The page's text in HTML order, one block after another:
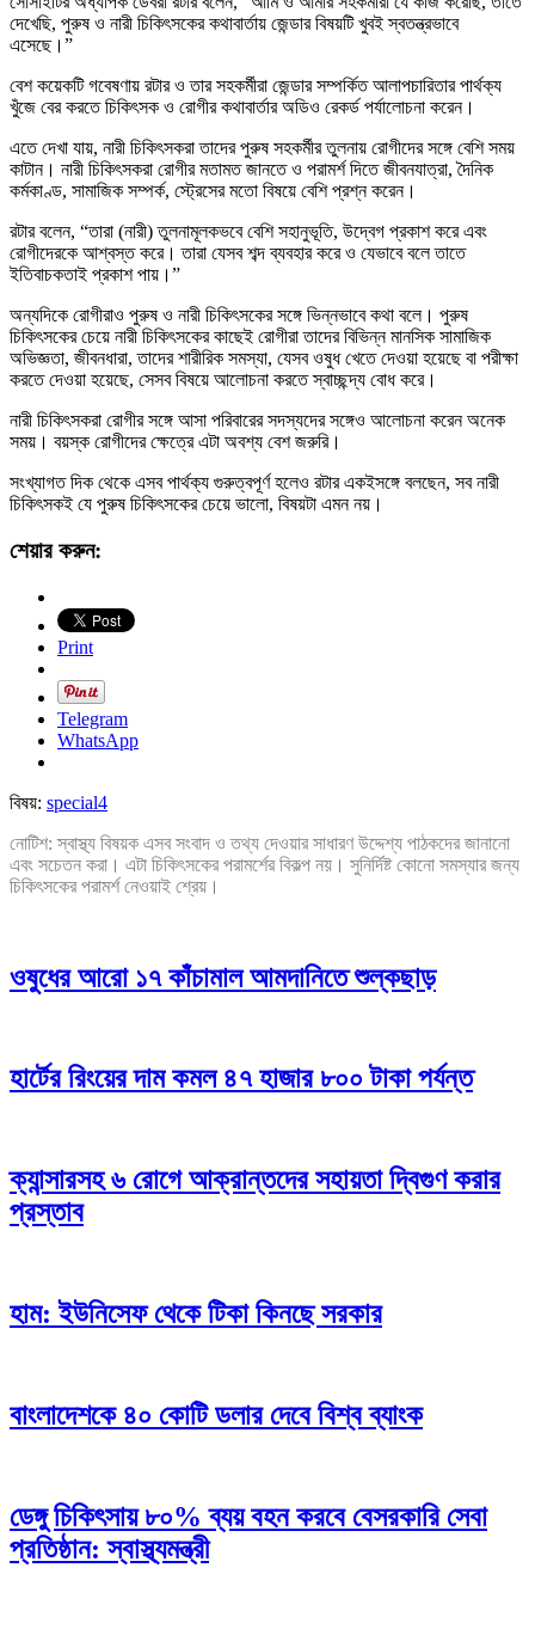
দেখেছি, পুরুষ ও নারী চিকিৎসকের কথাবার্তায় জেন্ডার বিষয়টি খুবই স্বতন্ত্রভাবে
এসেছে।”
বেশ কয়েকটি গবেষণায় রটার ও তার সহকর্মীরা জেন্ডার সম্পর্কিত আলাপচারিতার পার্থক্য
খুঁজে বের করতে চিকিৎসক ও রোগীর কথাবার্তার অডিও রেকর্ড পর্যালোচনা করেন।
এতে দেখা যায়, নারী চিকিৎসকরা তাদের পুরুষ সহকর্মীর তুলনায় রোগীদের সঙ্গে বেশি সময়
কাটান। নারী চিকিৎসকরা রোগীর মতামত জানতে ও পরামর্শ দিতে জীবনযাত্রা, দৈনিক
কর্মকাণ্ড, সামাজিক সম্পর্ক, স্ট্রেসের মতো বিষয়ে বেশি প্রশ্ন করেন।
রটার বলেন, “তারা (নারী) তুলনামূলকভবে বেশি সহানুভূতি, উদ্বেগ প্রকাশ করে এবং
রোগীদেরকে আশ্বস্ত করে। তারা যেসব শব্দ ব্যবহার করে ও যেভাবে বলে তাতে
ইতিবাচকতাই প্রকাশ পায়।”
অন্যদিকে রোগীরাও পুরুষ ও নারী চিকিৎসকের সঙ্গে ভিন্নভাবে কথা বলে। পুরুষ
চিকিৎসকের চেয়ে নারী চিকিৎসকের কাছেই রোগীরা তাদের বিভিন্ন মানসিক সামাজিক
অভিজ্ঞতা, জীবনধারা, তাদের শারীরিক সমস্যা, যেসব ওষুধ খেতে দেওয়া হয়েছে বা পরীক্ষা
করতে দেওয়া হয়েছে, সেসব বিষয়ে আলোচনা করতে স্বাচ্ছন্দ্য বোধ করে।
নারী চিকিৎসকরা রোগীর সঙ্গে আসা পরিবারের সদস্যদের সঙ্গেও আলোচনা করেন অনেক
সময়। বয়স্ক রোগীদের ক্ষেত্রে এটা অবশ্য বেশ জরুরি।
সংখ্যাগত দিক থেকে এসব পার্থক্য গুরুত্বপূর্ণ হলেও রটার একইসঙ্গে বলছেন, সব নারী
চিকিৎসকই যে পুরুষ চিকিৎসকের চেয়ে ভালো, বিষয়টা এমন নয়।
শেয়ার করুন:
Print
Telegram
WhatsApp
বিষয়: special4
নোটিশ: স্বাস্থ্য বিষয়ক এসব সংবাদ ও তথ্য দেওয়ার সাধারণ উদ্দেশ্য পাঠকদের জানানো
এবং সচেতন করা। এটা চিকিৎসকের পরামর্শের বিকল্প নয়। সুনির্দিষ্ট কোনো সমস্যার জন্য
চিকিৎসকের পরামর্শ নেওয়াই শ্রেয়।
ওষুধের আরো ১৭ কাঁচামাল আমদানিতে শুল্কছাড়
হার্টের রিংয়ের দাম কমল ৪৭ হাজার ৮০০ টাকা পর্যন্ত
ক্যান্সারসহ ৬ রোগে আক্রান্তদের সহায়তা দ্বিগুণ করার
প্রস্তাব
হাম: ইউনিসেফ থেকে টিকা কিনছে সরকার
বাংলাদেশকে ৪০ কোটি ডলার দেবে বিশ্ব ব্যাংক
ডেঙ্গু চিকিৎসায় ৮০% ব্যয় বহন করবে বেসরকারি সেবা
প্রতিষ্ঠান: স্বাস্থ্যমন্ত্রী